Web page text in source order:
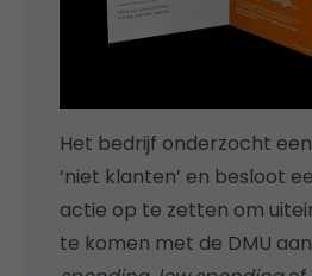
Het bedrijf onderzocht
‘niet klanten’ en besloot
actie op te zetten om
te komen met de DMU